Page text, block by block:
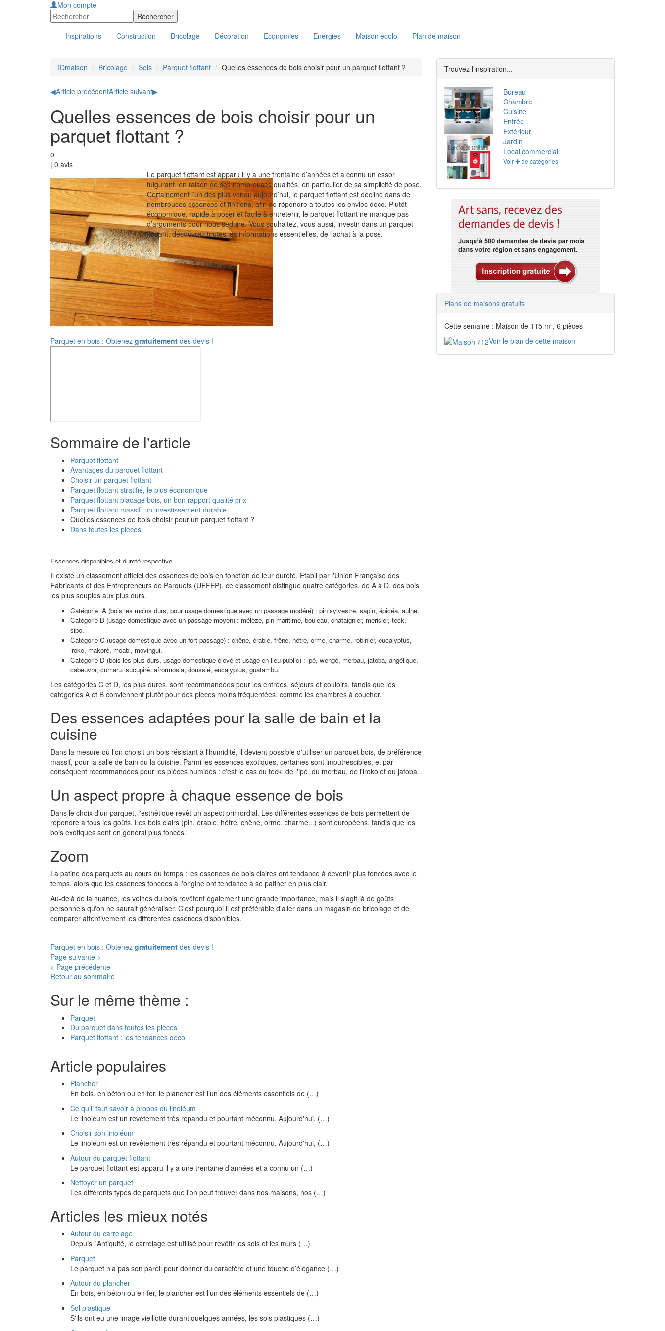
Mon compte
Inspirations Construction Bricolage Décoration Economies Energies Maison écolo Plan de maison
IDmaison Bricolage Sols Parquet flottant Quelles essences de bois choisir pour un parquet flottant ?
◀Article précédentArticle suivant▶
Quelles essences de bois choisir pour un
parquet flottant ?
0
| 0 avis
Le parquet flottant est apparu il y a une trentaine d’années et a connu un essor
fulgurant, en raison de ses nombreuses qualités, en particulier de sa simplicité de pose.
Certainement l’un des plus vendu aujourd’hui, le parquet flottant est décliné dans de
nombreuses essences et finitions, afin de répondre à toutes les envies déco. Plutôt
économique, rapide à poser et facile à entretenir, le parquet flottant ne manque pas
d’arguments pour nous séduire. Vous souhaitez, vous aussi, investir dans un parquet
flottant, découvrez toutes les informations essentielles, de l’achat à la pose.
Parquet en bois : Obtenez gratuitement des devis !
Sommaire de l'article
Parquet flottant
Avantages du parquet flottant
Choisir un parquet flottant
Parquet flottant stratifié, le plus économique
Parquet flottant placage bois, un bon rapport qualité prix
Parquet flottant massif, un investissement durable
Quelles essences de bois choisir pour un parquet flottant ?
Dans toutes les pièces
Essences disponibles et dureté respective
Il existe un classement officiel des essences de bois en fonction de leur dureté. Etabli par l'Union Française des
Fabricants et des Entrepreneurs de Parquets (UFFEP), ce classement distingue quatre catégories, de A à D, des bois
les plus souples aux plus durs.
Catégorie A (bois les moins durs, pour usage domestique avec un passage modéré) : pin sylvestre, sapin, épicéa, aulne.
Catégorie B (usage domestique avec un passage moyen) : mélèze, pin maritime, bouleau, châtaignier, merisier, teck,
sipo.
Catégorie C (usage domestique avec un fort passage) : chêne, érable, frêne, hêtre, orme, charme, robinier, eucalyptus,
iroko, makoré, moabi, movingui.
Catégorie D (bois les plus durs, usage domestique élevé et usage en lieu public) : ipé, wengé, merbau, jatoba, angélique,
cabeuvra, cumaru, sucupiré, afrormosia, doussié, eucalyptus, guatambu,
Les catégories C et D, les plus dures, sont recommandées pour les entrées, séjours et couloirs, tandis que les
catégories A et B conviennent plutôt pour des pièces moins fréquentées, comme les chambres à coucher.
Des essences adaptées pour la salle de bain et la
cuisine
Dans la mesure où l'on choisit un bois résistant à l'humidité, il devient possible d'utiliser un parquet bois, de préférence
massif, pour la salle de bain ou la cuisine. Parmi les essences exotiques, certaines sont imputrescibles, et par
conséquent recommandées pour les pièces humides : c'est le cas du teck, de l'ipé, du merbau, de l'iroko et du jatoba.
Un aspect propre à chaque essence de bois
Dans le choix d'un parquet, l'esthétique revêt un aspect primordial. Les différentes essences de bois permettent de
répondre à tous les goûts. Les bois clairs (pin, érable, hêtre, chêne, orme, charme...) sont européens, tandis que les
bois exotiques sont en général plus foncés.
Zoom
La patine des parquets au cours du temps : les essences de bois claires ont tendance à devenir plus foncées avec le
temps, alors que les essences foncées à l'origine ont tendance à se patiner en plus clair.
Au-delà de la nuance, les veines du bois revêtent également une grande importance, mais il s'agit là de goûts
personnels qu'on ne saurait généraliser. C'est pourquoi il est préférable d'aller dans un magasin de bricolage et de
comparer attentivement les différentes essences disponibles.
Parquet en bois : Obtenez gratuitement des devis !
Page suivante >
< Page précédente
Retour au sommaire
Sur le même thème :
Parquet
Du parquet dans toutes les pièces
Parquet flottant : les tendances déco
Article populaires
Plancher
En bois, en béton ou en fer, le plancher est l’un des éléments essentiels de (…)
Ce qu'il faut savoir à propos du linoléum
Le linoléum est un revêtement très répandu et pourtant méconnu. Aujourd'hui, (…)
Choisir son linoléum
Le linoléum est un revêtement très répandu et pourtant méconnu. Aujourd'hui, (…)
Autour du parquet flottant
Le parquet flottant est apparu il y a une trentaine d’années et a connu un (…)
Nettoyer un parquet
Les différents types de parquets que l'on peut trouver dans nos maisons, nos (…)
Articles les mieux notés
Autour du carrelage
Depuis l'Antiquité, le carrelage est utilisé pour revêtir les sols et les murs (…)
Parquet
Le parquet n’a pas son pareil pour donner du caractère et une touche d’élégance (…)
Autour du plancher
En bois, en béton ou en fer, le plancher est l’un des éléments essentiels de (…)
Sol plastique
S'ils ont eu une image vieillotte durant quelques années, les sols plastiques (…)
Trouvez l'inspiration...
Bureau
Chambre
Cuisine
Entrée
Extérieur
Jardin
Local commercial
Voir ✚ de catégories
Plans de maisons gratuits
Cette semaine : Maison de 115 m², 6 pièces
Voir le plan de cette maison